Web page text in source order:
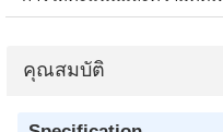
คุณสมบัติ